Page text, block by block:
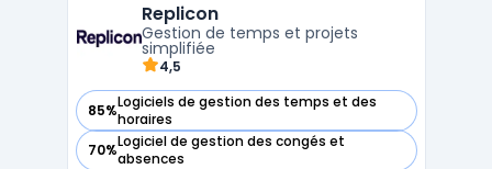
électronique obligatoire, rendant le
processus de gestion ...
Replicon
Gestion de temps et projets
simplifiée
4,5
85%Logiciels de gestion des temps et des
horaires
— voir Replicon dans cette catégorie
70%Logiciel de gestion des congés et
absences
— voir Replicon dans cette catégorie